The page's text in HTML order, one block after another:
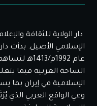
دار الولاية للثقافة
الإسلامي الأصيل. بدأت
عام 1992م/
الساحة العربية فيما
الإسلامية في إيران بما
وعي الواقع العربي الذي